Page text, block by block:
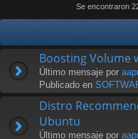
Se encontraron
Boosting Volume
Último mensaje por
Publicado en
Distro
Ubuntu
Último mensaje por